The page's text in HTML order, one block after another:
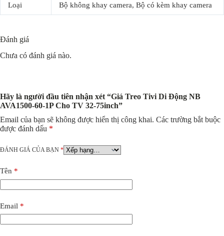
Loại Bộ không khay camera, Bộ có kèm khay camera
Đánh giá
Chưa có đánh giá nào.
Hãy là người đầu tiên nhận xét “Giá Treo Tivi Di Động NB
AVA1500-60-1P Cho TV 32-75inch”
Email của bạn sẽ không được hiển thị công khai. Các trường bắt buộc
được đánh dấu *
ĐÁNH GIÁ CỦA BẠN *
Tên *
Email *